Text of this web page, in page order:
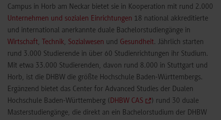
Campus in Horb am Neckar bietet sie in Kooperation mit rund 2.000
Unternehmen und sozialen Einrichtungen 18 national akkreditierte
und international anerkannte duale Bachelorstudiengänge in
Wirtschaft, Technik, Sozialwesen und Gesundheit. Jährlich starten
rund 3.000 Studierende in über 60 Studienrichtungen ihr Studium.
Mit etwa 33.000 Studierenden, davon rund 8.000 in Stuttgart und
Horb, ist die DHBW die größte Hochschule Baden-Württembergs.
Ergänzend bietet das Center for Advanced Studies der Dualen
Hochschule Baden-Württemberg (DHBW CAS
) rund 30 duale
Masterstudiengänge, die direkt an ein Bachelorstudium der DHBW